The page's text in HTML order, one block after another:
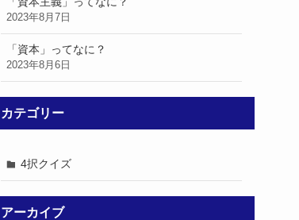
2023年8月7日
「資本」ってなに？
2023年8月6日
カテゴリー
4択クイズ
アーカイブ